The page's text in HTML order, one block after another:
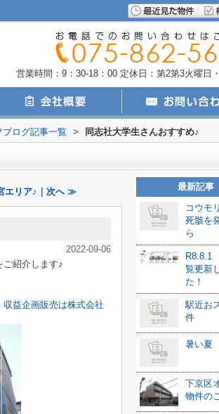
営業時間：9：30-18：00 定休日：第2第3火曜日
ログ記事一覧 > 同志社大学生さんおすすめ♪
エリア♪｜次へ ≫
2022-09-06
紹介します♪
益企画販売は株式会社
最新記事
コウモ
死骸を
ら
R8.8.1
覧更新
た！
駅近お
件
暑い夏
下京区
物件の